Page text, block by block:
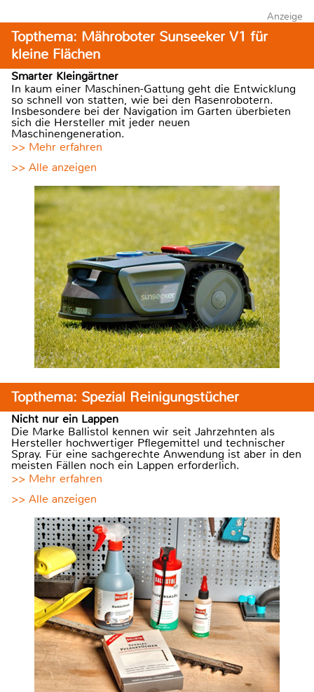
Anzeige
Topthema: Mähroboter Sunseeker V1 für
kleine Flächen
Smarter Kleingärtner
In kaum einer Maschinen-Gattung geht die Entwicklung
so schnell von statten, wie bei den Rasenrobotern.
Insbesondere bei der Navigation im Garten überbieten
sich die Hersteller mit jeder neuen
Maschinengeneration.
>> Mehr erfahren
>> Alle anzeigen
Topthema: Spezial Reinigungstücher
Nicht nur ein Lappen
Die Marke Ballistol kennen wir seit Jahrzehnten als
Hersteller hochwertiger Pflegemittel und technischer
Spray. Für eine sachgerechte Anwendung ist aber in den
meisten Fällen noch ein Lappen erforderlich.
>> Mehr erfahren
>> Alle anzeigen